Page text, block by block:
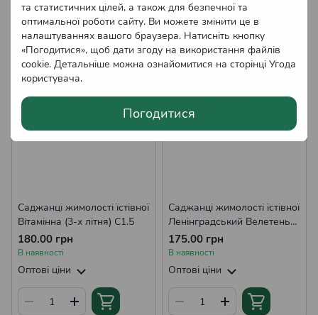
та статистичних цілей, а також для безпечної та
оптимальної роботи сайту. Ви можете змінити це в
налаштуваннях вашого браузера. Натисніть кнопку
«Погодитися», щоб дати згоду на використання файлів
cookie. Детальніше можна ознайомитися на сторінці Угода
користувача.
Погодитися
Саджанці жимолості їстівної
Вітамінна (3-х літня) С1.5
180.00 грн
В наявності
Оптові ціни
Саджанці жимолості їстівної
Ленінградський Велетень
(3-х річка) С1.5
175.00 грн
В наявності
Оптові ціни